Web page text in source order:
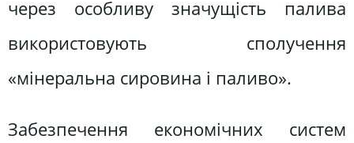
через особливу значущість палива
використовують сполучення
«мінеральна сировина і паливо».
Забезпечення економічних систем